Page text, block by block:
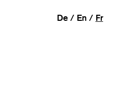
De En Fr